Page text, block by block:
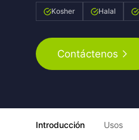
Kosher Halal
Contáctenos
Introducción Usos